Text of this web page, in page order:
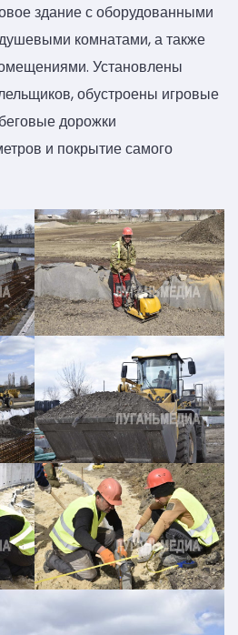
здание с оборудованными
комнатами, а также
Установлены
обустроены игровые
дорожки
и покрытие самого